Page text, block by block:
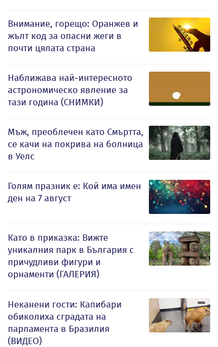
Внимание, горещо: Оранжев и
жълт код за опасни жеги в
почти цялата страна
Наближава най-интересното
астрономическо явление за
тази година (СНИМКИ)
Мъж, преоблечен като Смъртта,
се качи на покрива на болница
в Уелс
Голям празник е: Кой има имен
ден на 7 август
Като в приказка: Вижте
уникалния парк в България с
причудливи фигури и
орнаменти (ГАЛЕРИЯ)
Неканени гости: Капибари
обиколиха сградата на
парламента в Бразилия
(ВИДЕО)